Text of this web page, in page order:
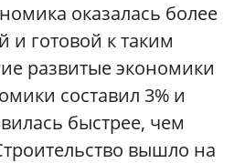
оказалась более
и готовой к таким
развитые экономики
составил 3% и
быстрее, чем
вышло на